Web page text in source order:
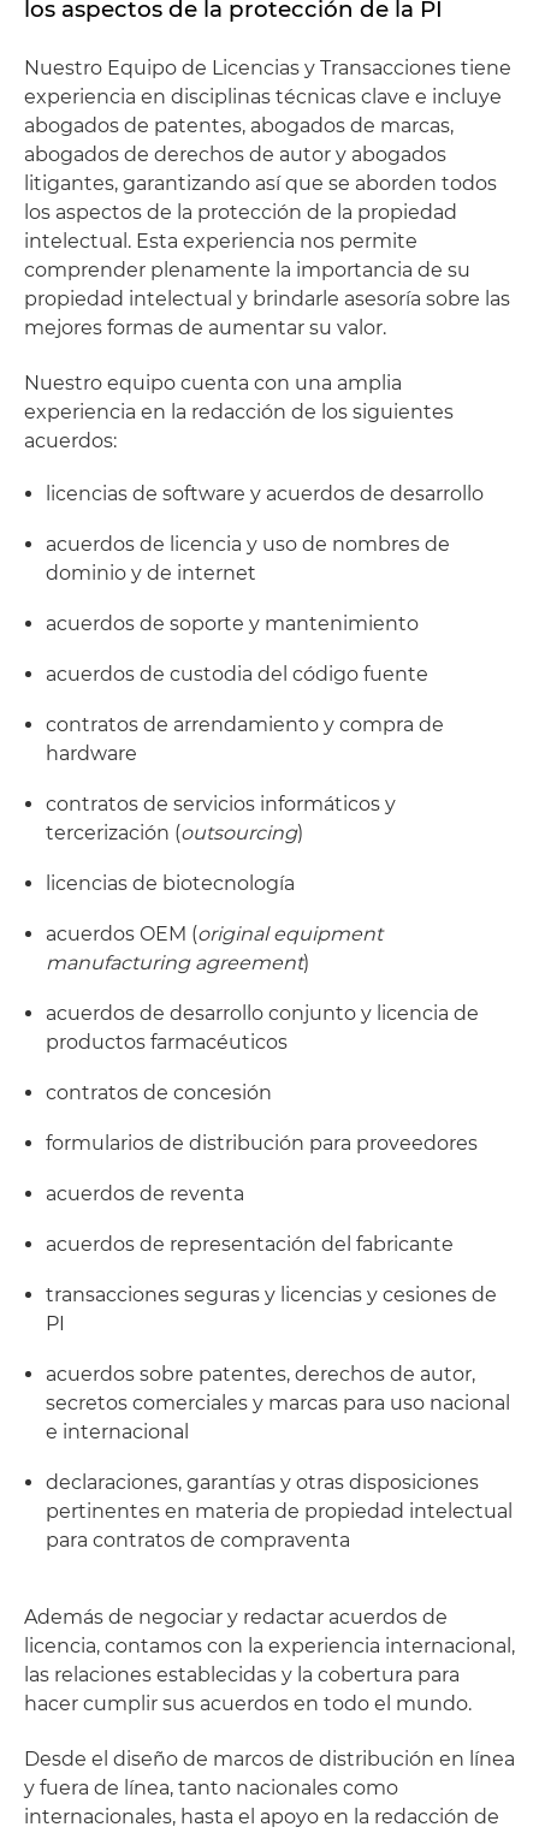
los aspectos de la protección de la PI
Nuestro Equipo de Licencias y Transacciones tiene
experiencia en disciplinas técnicas clave e incluye
abogados de patentes, abogados de marcas,
abogados de derechos de autor y abogados
litigantes, garantizando así que se aborden todos
los aspectos de la protección de la propiedad
intelectual. Esta experiencia nos permite
comprender plenamente la importancia de su
propiedad intelectual y brindarle asesoría sobre las
mejores formas de aumentar su valor.
Nuestro equipo cuenta con una amplia
experiencia en la redacción de los siguientes
acuerdos:
licencias de software y acuerdos de desarrollo
acuerdos de licencia y uso de nombres de
dominio y de internet
acuerdos de soporte y mantenimiento
acuerdos de custodia del código fuente
contratos de arrendamiento y compra de
hardware
contratos de servicios informáticos y
tercerización (outsourcing)
licencias de biotecnología
acuerdos OEM (original equipment
manufacturing agreement)
acuerdos de desarrollo conjunto y licencia de
productos farmacéuticos
contratos de concesión
formularios de distribución para proveedores
acuerdos de reventa
acuerdos de representación del fabricante
transacciones seguras y licencias y cesiones de
PI
acuerdos sobre patentes, derechos de autor,
secretos comerciales y marcas para uso nacional
e internacional
declaraciones, garantías y otras disposiciones
pertinentes en materia de propiedad intelectual
para contratos de compraventa
Además de negociar y redactar acuerdos de
licencia, contamos con la experiencia internacional,
las relaciones establecidas y la cobertura para
hacer cumplir sus acuerdos en todo el mundo.
Desde el diseño de marcos de distribución en línea
y fuera de línea, tanto nacionales como
internacionales, hasta el apoyo en la redacción de